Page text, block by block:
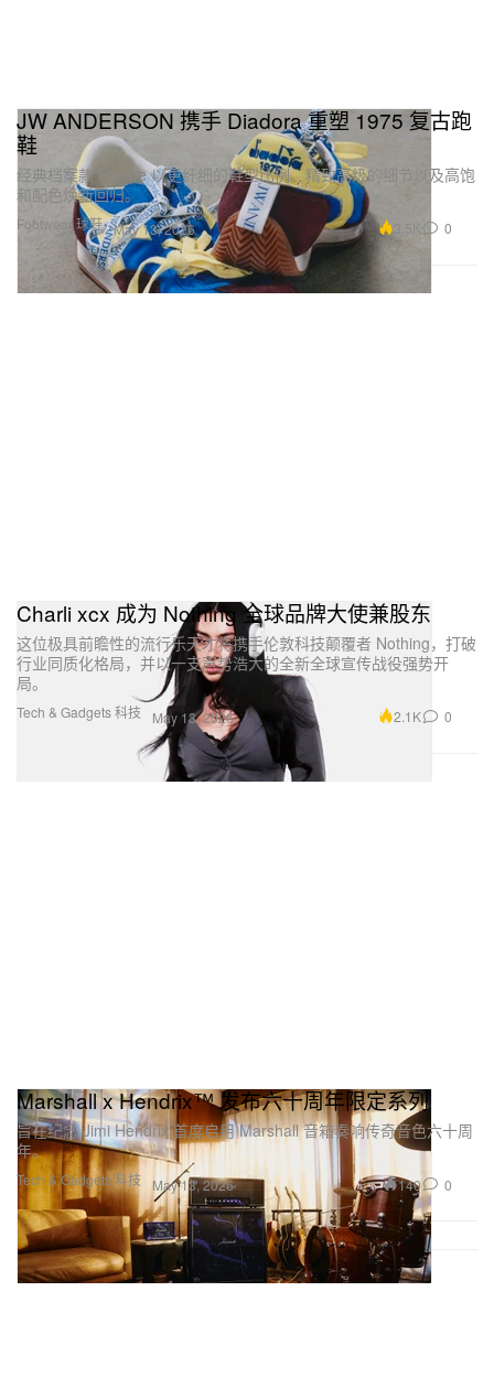
Footwear 球鞋
JW ANDERSON 携手 Diadora 重塑 1975 复古跑
鞋
经典档案款 Equipe 以更纤细的鞋型比例、精致高级的细节以及高饱
和配色焕新回归。
May 13, 2026 3.5K 0
Tech & Gadgets 科技
Charli xcx 成为 Nothing 全球品牌大使兼股东
这位极具前瞻性的流行乐天才将携手伦敦科技颠覆者 Nothing，打破
行业同质化格局，并以一支声势浩大的全新全球宣传战役强势开
局。
May 13, 2026 2.1K 0
Tech & Gadgets 科技
Marshall x Hendrix™ 发布六十周年限定系列
旨在纪念 Jimi Hendrix 首度启用 Marshall 音箱奏响传奇音色六十周
年。
May 13, 2026 140 0